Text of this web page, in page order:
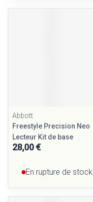
Abbott
Freestyle Precision Neo
Lecteur Kit de base
28,00 €
En rupture de stock